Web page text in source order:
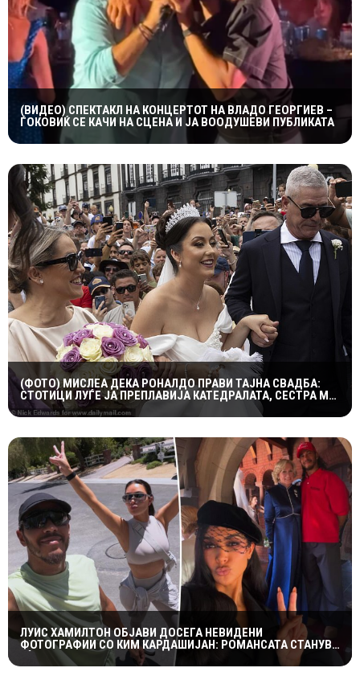
(ВИДЕО) СПЕКТАКЛ НА КОНЦЕРТОТ НА ВЛАДО ГЕОРГИЕВ –
ЃОКОВИЌ СЕ КАЧИ НА СЦЕНА И ЈА ВООДУШЕВИ ПУБЛИКАТА
(ФОТО) МИСЛЕА ДЕКА РОНАЛДО ПРАВИ ТАЈНА СВАДБА:
СТОТИЦИ ЛУЃЕ ЈА ПРЕПЛАВИЈА КАТЕДРАЛАТА, СЕСТРА МУ
ОСТРО РЕАГИРАШЕ
ЛУИС ХАМИЛТОН ОБЈАВИ ДОСЕГА НЕВИДЕНИ
ФОТОГРАФИИ СО КИМ КАРДАШИЈАН: РОМАНСАТА СТАНУВА
СÈ ПОСЕРИОЗНА